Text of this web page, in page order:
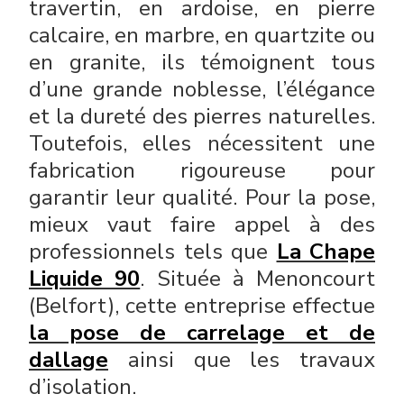
travertin, en ardoise, en pierre
calcaire, en marbre, en quartzite ou
en granite, ils témoignent tous
d’une grande noblesse, l’élégance
et la dureté des pierres naturelles.
Toutefois, elles nécessitent une
fabrication rigoureuse pour
garantir leur qualité. Pour la pose,
mieux vaut faire appel à des
professionnels tels que La Chape
Liquide 90. Située à Menoncourt
(Belfort), cette entreprise effectue
la pose de carrelage et de
dallage ainsi que les travaux
d’isolation.